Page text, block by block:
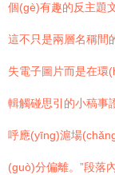
個(gè)有趣的反主題
這不只是兩層名稱間
失電子圖片而是在環
輯觸碰思引的小稿事
呼應(yīng)滬場
(guò)分偏離。”段落